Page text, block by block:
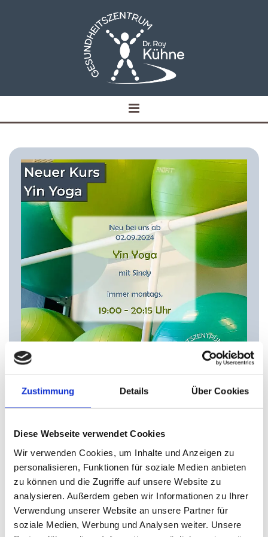
Zustimmung Details Über Cookies
Diese Webseite verwendet Cookies
Wir verwenden Cookies, um Inhalte und Anzeigen zu
personalisieren, Funktionen für soziale Medien anbieten
zu können und die Zugriffe auf unsere Website zu
analysieren. Außerdem geben wir Informationen zu Ihrer
Verwendung unserer Website an unsere Partner für
soziale Medien, Werbung und Analysen weiter. Unsere
NEUER KURS
Yin Yoga mit Sindy Kausche 🧘‍♀️🧘
Ab dem 02.09.2024 immer montags von
19:00 - 20:15 Uhr.